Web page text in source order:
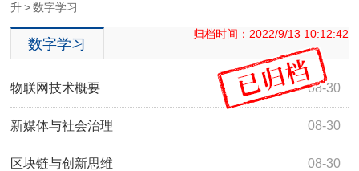
升 > 数字学习
归档时间：2022/9/13 10:12:42
数字学习
08-30
物联网技术概要
08-30
新媒体与社会治理
08-30
区块链与创新思维